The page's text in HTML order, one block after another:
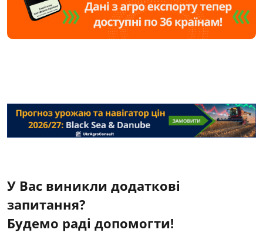
У Вас виникли додаткові
запитання?
Будемо раді допомогти!